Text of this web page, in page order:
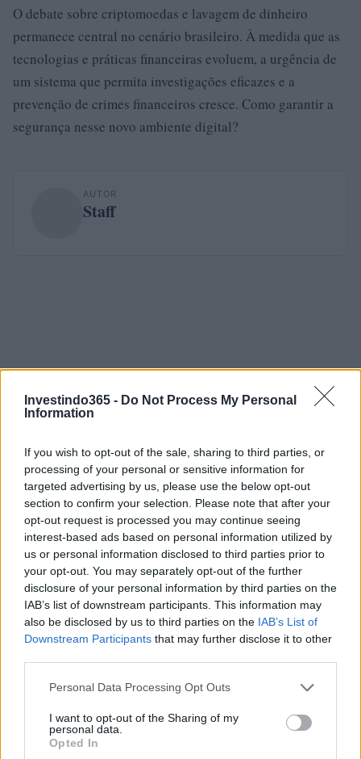
Investindo365 - Do Not Process My Personal
Information
If you wish to opt-out of the sale, sharing to third parties, or
processing of your personal or sensitive information for
targeted advertising by us, please use the below opt-out
section to confirm your selection. Please note that after your
opt-out request is processed you may continue seeing
interest-based ads based on personal information utilized by
us or personal information disclosed to third parties prior to
your opt-out. You may separately opt-out of the further
disclosure of your personal information by third parties on the
IAB’s list of downstream participants. This information may
also be disclosed by us to third parties on the IAB’s List of
Downstream Participants that may further disclose it to other
Please note that this website/app uses one or more Google
not limited to your visit or usage behaviour. You may click to
grant or deny consent to Google and its third-party tags to
use your data for below specified purposes in below Google
Personal Data Processing Opt Outs
I want to opt-out of the Sharing of my
personal data.
Opted In
O debate sobre criptomoedas e lavagem de dinheiro
permanece central no cenário brasileiro. À medida que as
tecnologias e práticas financeiras evoluem, a urgência de
um sistema que permita investigações eficazes e a
prevenção de crimes financeiros cresce. Como garantir a
segurança nesse novo ambiente digital?
AUTOR
Staff
Continue lendo